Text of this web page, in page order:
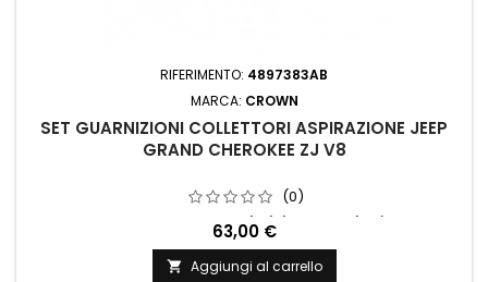
RIFERIMENTO: 4897383AB
MARCA: CROWN
SET GUARNIZIONI COLLETTORI ASPIRAZIONE JEEP
GRAND CHEROKEE ZJ V8
(0)
Jeep: Jeep Grand Cherokee (ZJ) (1994-1998) w/ 5.2 e 5.9L.
Jeep Grand Cherokee (ZG) (1997-1998); ZG (Europe) model
w/ 5.2 e 5.9L .
63,00 €
 Aggiungi al carrello